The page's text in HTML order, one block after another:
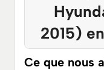
2015)
Ce que nous